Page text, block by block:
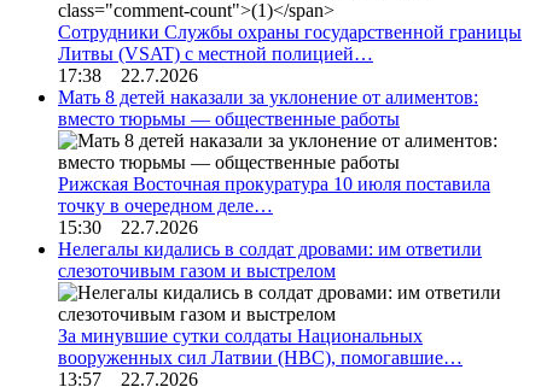
Сотрудники Службы охраны государственной границы
Литвы (VSAT) с местной полицией…
17:38 22.7.2026
Мать 8 детей наказали за уклонение от алиментов:
вместо тюрьмы — общественные работы
Рижская Восточная прокуратура 10 июля поставила
точку в очередном деле…
15:30 22.7.2026
Нелегалы кидались в солдат дровами: им ответили
слезоточивым газом и выстрелом
За минувшие сутки солдаты Национальных
вооруженных сил Латвии (НВС), помогавшие…
13:57 22.7.2026